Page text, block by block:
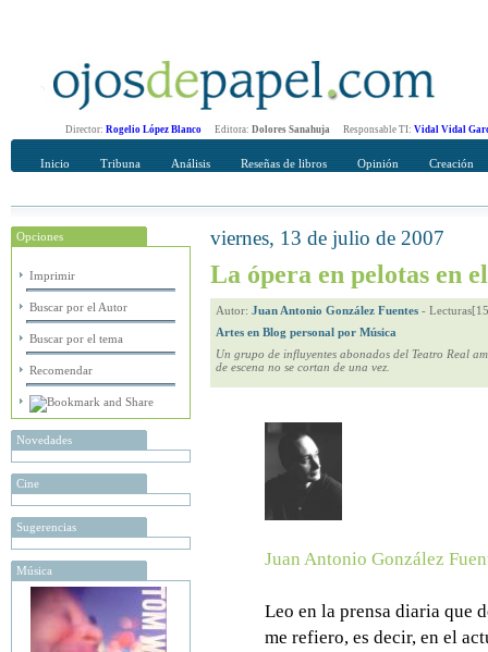
Director: Rogelio López Blanco Editora: Dolores Sanahuja Responsable TI: Vidal Vidal
Inicio Tribuna Análisis Reseñas de libros Opinión Creación
Opciones
Imprimir
Buscar por el Autor
Buscar por el tema
Recomendar
Novedades
Cine
Sugerencias
Música
Recomendar
viernes, 13 de julio de 2007
La ópera en pelotas en
Autor: Juan Antonio González Fuentes -
Artes en Blog personal por Música
Un grupo de influyentes abonados del Teatro Real
de escena no se cortan de una vez.
Juan Antonio González
Leo en la prensa diaria que
me refiero, es decir, en el